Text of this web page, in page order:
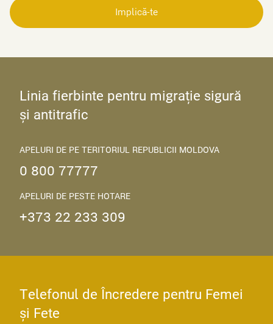
Implică-te
Linia fierbinte pentru migrație sigură
și antitrafic
APELURI DE PE TERITORIUL REPUBLICII MOLDOVA
0 800 77777
APELURI DE PESTE HOTARE
+373 22 233 309
Telefonul de Încredere pentru Femei
și Fete